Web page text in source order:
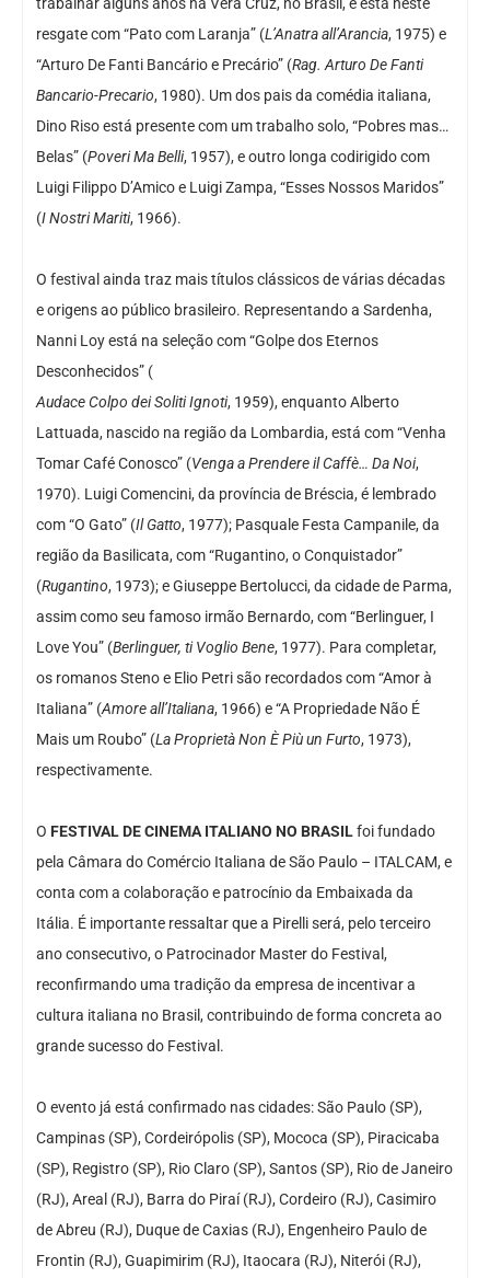
trabalhar alguns anos na Vera Cruz, no Brasil, e está neste
resgate com “Pato com Laranja” (L’Anatra all’Arancia, 1975) e
“Arturo De Fanti Bancário e Precário” (Rag. Arturo De Fanti
Bancario-Precario, 1980). Um dos pais da comédia italiana,
Dino Riso está presente com um trabalho solo, “Pobres mas…
Belas” (Poveri Ma Belli, 1957), e outro longa codirigido com
Luigi Filippo D’Amico e Luigi Zampa, “Esses Nossos Maridos”
(I Nostri Mariti, 1966).
O festival ainda traz mais títulos clássicos de várias décadas
e origens ao público brasileiro. Representando a Sardenha,
Nanni Loy está na seleção com “Golpe dos Eternos
Desconhecidos” (
Audace Colpo dei Soliti Ignoti, 1959), enquanto Alberto
Lattuada, nascido na região da Lombardia, está com “Venha
Tomar Café Conosco” (Venga a Prendere il Caffè… Da Noi,
1970). Luigi Comencini, da província de Bréscia, é lembrado
com “O Gato” (Il Gatto, 1977); Pasquale Festa Campanile, da
região da Basilicata, com “Rugantino, o Conquistador”
(Rugantino, 1973); e Giuseppe Bertolucci, da cidade de Parma,
assim como seu famoso irmão Bernardo, com “Berlinguer, I
Love You” (Berlinguer, ti Voglio Bene, 1977). Para completar,
os romanos Steno e Elio Petri são recordados com “Amor à
Italiana” (Amore all’Italiana, 1966) e “A Propriedade Não É
Mais um Roubo” (La Proprietà Non È Più un Furto, 1973),
respectivamente.
O FESTIVAL DE CINEMA ITALIANO NO BRASILfoi fundado
pela Câmara do Comércio Italiana de São Paulo – ITALCAM, e
conta com a colaboração e patrocínio da Embaixada da
Itália. É importante ressaltar que a Pirelli será, pelo terceiro
ano consecutivo, o Patrocinador Master do Festival,
reconfirmando uma tradição da empresa de incentivar a
cultura italiana no Brasil, contribuindo de forma concreta ao
grande sucesso do Festival.
O evento já está confirmado nas cidades: São Paulo (SP),
Campinas (SP), Cordeirópolis (SP), Mococa (SP), Piracicaba
(SP), Registro (SP), Rio Claro (SP), Santos (SP), Rio de Janeiro
(RJ), Areal (RJ), Barra do Piraí (RJ), Cordeiro (RJ), Casimiro
de Abreu (RJ), Duque de Caxias (RJ), Engenheiro Paulo de
Frontin (RJ), Guapimirim (RJ), Itaocara (RJ), Niterói (RJ),